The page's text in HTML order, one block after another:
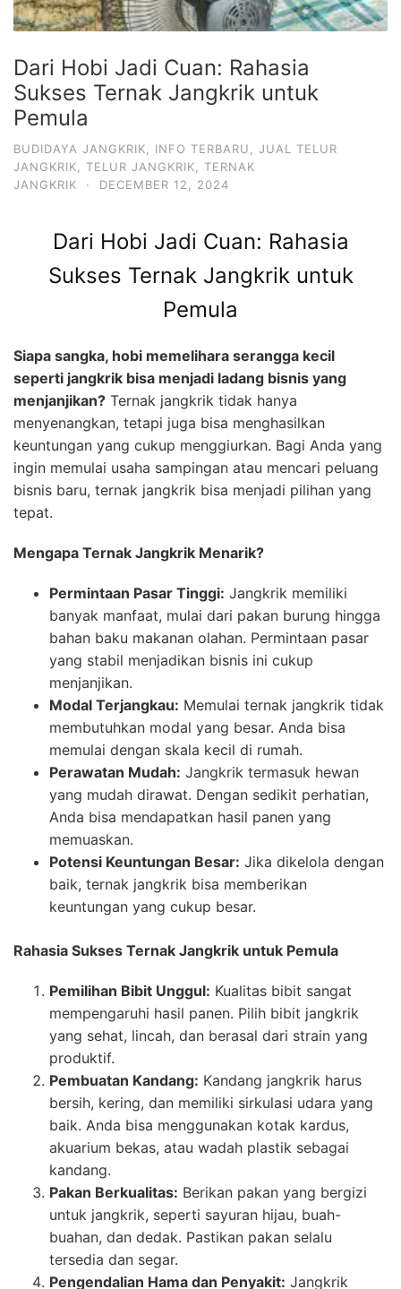
Dari Hobi Jadi Cuan: Rahasia
Sukses Ternak Jangkrik untuk
Pemula
BUDIDAYA JANGKRIK, INFO TERBARU, JUAL TELUR
JANGKRIK, TELUR JANGKRIK, TERNAK
JANGKRIK
· DECEMBER 12, 2024
Dari Hobi Jadi Cuan: Rahasia
Sukses Ternak Jangkrik untuk
Pemula
Siapa sangka, hobi memelihara serangga kecil
seperti jangkrik bisa menjadi ladang bisnis yang
menjanjikan? Ternak jangkrik tidak hanya
menyenangkan, tetapi juga bisa menghasilkan
keuntungan yang cukup menggiurkan. Bagi Anda yang
ingin memulai usaha sampingan atau mencari peluang
bisnis baru, ternak jangkrik bisa menjadi pilihan yang
tepat.
Mengapa Ternak Jangkrik Menarik?
Permintaan Pasar Tinggi: Jangkrik memiliki
banyak manfaat, mulai dari pakan burung hingga
bahan baku makanan olahan. Permintaan pasar
yang stabil menjadikan bisnis ini cukup
menjanjikan.
Modal Terjangkau: Memulai ternak jangkrik tidak
membutuhkan modal yang besar. Anda bisa
memulai dengan skala kecil di rumah.
Perawatan Mudah: Jangkrik termasuk hewan
yang mudah dirawat. Dengan sedikit perhatian,
Anda bisa mendapatkan hasil panen yang
memuaskan.
Potensi Keuntungan Besar: Jika dikelola dengan
baik, ternak jangkrik bisa memberikan
keuntungan yang cukup besar.
Rahasia Sukses Ternak Jangkrik untuk Pemula
Pemilihan Bibit Unggul: Kualitas bibit sangat
mempengaruhi hasil panen. Pilih bibit jangkrik
yang sehat, lincah, dan berasal dari strain yang
produktif.
Pembuatan Kandang: Kandang jangkrik harus
bersih, kering, dan memiliki sirkulasi udara yang
baik. Anda bisa menggunakan kotak kardus,
akuarium bekas, atau wadah plastik sebagai
kandang.
Pakan Berkualitas: Berikan pakan yang bergizi
untuk jangkrik, seperti sayuran hijau, buah-
buahan, dan dedak. Pastikan pakan selalu
tersedia dan segar.
Pengendalian Hama dan Penyakit: Jangkrik